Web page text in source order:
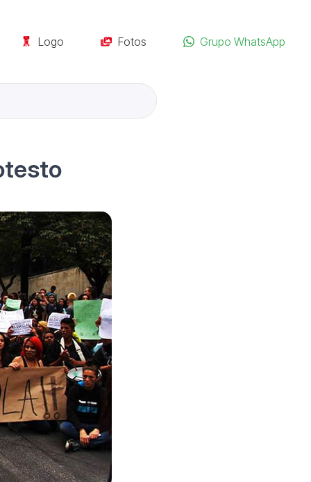
Logo Fotos Grupo WhatsApp